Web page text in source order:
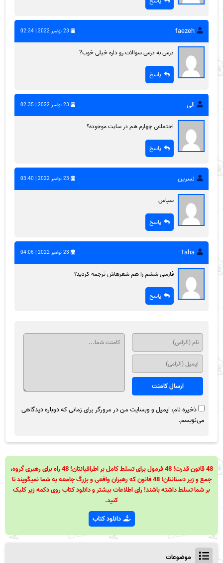
faezeh 23 نوامبر 2022 | 02:34
درس به درس سوالات رو داره خیلی خوب?
پاسخ
الی 23 نوامبر 2022 | 02:35
اجتماعی چهارم هم در سایت موجوده؟
پاسخ
نسرین 23 نوامبر 2022 | 03:40
سپاس
پاسخ
Taha 23 نوامبر 2022 | 04:06
فارسی ششم را هم شعرهاش ترجمه کردید؟
پاسخ
ذخیره نام، ایمیل و وبسایت من در مرورگر برای زمانی که دوباره دیدگاهی
می‌نویسم.
48 قانون قدرت! 48 فرمول برای تسلط کامل بر اطرافیانتان! 48 راه برای رهبری گروه،
جمع و زیر دستانتان! 48 قانون که رهبران واقعی و بزرگ جامعه به شما نمیگویند تا
بر شما تسلط داشته باشند! رای اطلاعات بیشتر و دانلود کتاب روی دکمه زیر کلیک
کنید.
دانلود کتاب
موضوعات